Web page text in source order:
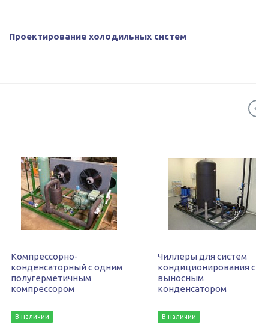
Проектирование холодильных систем
Компрессорно-
конденсаторный с одним
полугерметичным
компрессором
В наличии
Чиллеры для систем
кондиционирования с
выносным
конденсатором
В наличии